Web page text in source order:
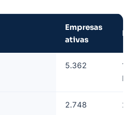
Empresas
ativas
5.362
1º
2.748 2º